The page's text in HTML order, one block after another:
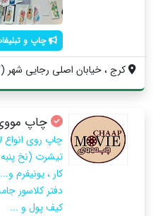
چاپ و
کرج ، خیابان اصلی رجایی شهر
چاپ
چاپ روی انواع
تیشرت (نخ
کار ، یونیفرم
دفتر کلاسور
کیف پول و ...